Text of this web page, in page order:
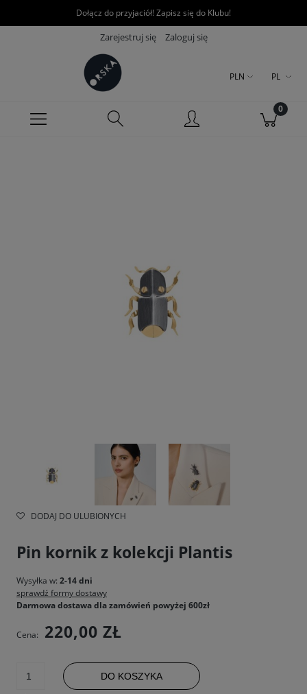
Dołącz do przyjaciół! Zapisz się do Klubu!
Zarejestruj się Zaloguj się
PLN PL
DODAJ DO ULUBIONYCH
Pin kornik z kolekcji Plantis
Wysyłka w: 2-14 dni
sprawdź formy dostawy
Darmowa dostawa dla zamówień powyżej 600zł
Cena: 220,00 ZŁ
DO KOSZYKA